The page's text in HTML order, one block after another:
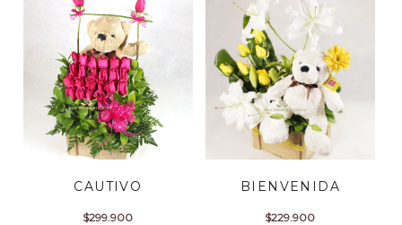
CAUTIVO
$299.900
BIENVENIDA
$229.900